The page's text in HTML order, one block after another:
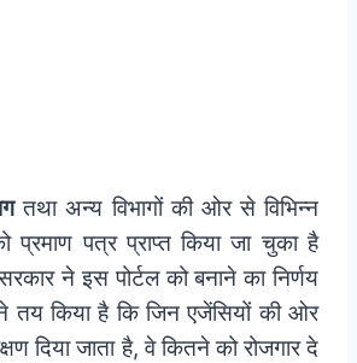
तथा अन्य विभागों की ओर से विभिन्न
प्रमाण पत्र प्राप्त किया जा चुका है
ने इस पोर्टल को बनाने का निर्णय
तय किया है कि जिन एजेंसियों की ओर
दिया जाता है, वे कितने को रोजगार दे